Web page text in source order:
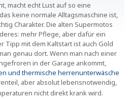
macht echt Lust auf so eine
keine normale Alltagsmaschine ist,
Charakter. Die alten Supermotos
mehr Pflege, aber dafür ein
Tipp mit dem Kaltstart ist auch Gold
genau dort. Wenn man nach einer
in der Garage ankommt,
und thermische herrenunterwäsche
aber absolut lebensnotwendig,
nicht direkt krank wird.